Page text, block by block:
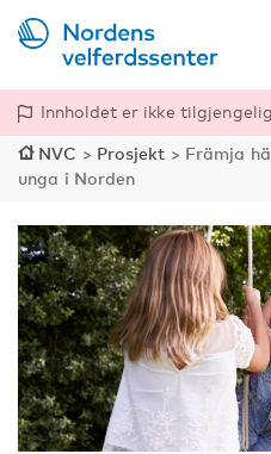
Innholdet er ikke
NVC > Prosjekt > Främja
unga i Norden